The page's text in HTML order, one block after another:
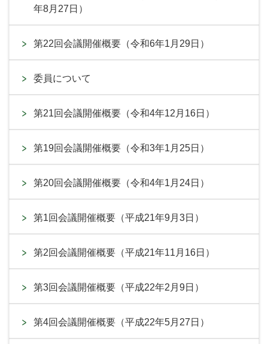
年8月27日）
第22回会議開催概要（令和6年1月29日）
委員について
第21回会議開催概要（令和4年12月16日）
第19回会議開催概要（令和3年1月25日）
第20回会議開催概要（令和4年1月24日）
第1回会議開催概要（平成21年9月3日）
第2回会議開催概要（平成21年11月16日）
第3回会議開催概要（平成22年2月9日）
第4回会議開催概要（平成22年5月27日）